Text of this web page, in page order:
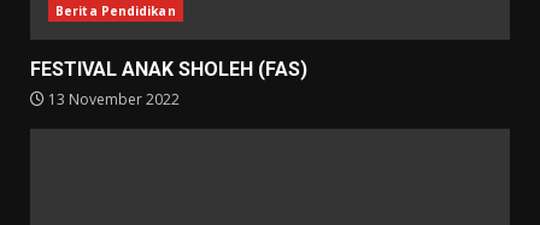
Berita Pendidikan
FESTIVAL ANAK SHOLEH (FAS)
13 November 2022